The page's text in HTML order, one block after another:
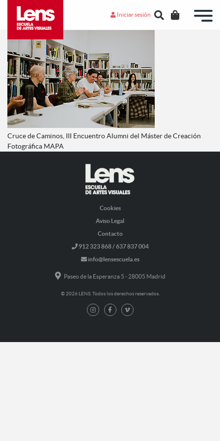
Iniciar sesión
Cruce de Caminos, III Encuentro Alumni del Máster de Creación
Fotográfica MAPA
Cookies
Aviso Legal
Contacto
912 323 868 / 637 837 004
info@lensescuela.es
Paseo de la Esperanza 5 - 28005 Madrid
© 2026 LENS. Todos los derechos reservados.